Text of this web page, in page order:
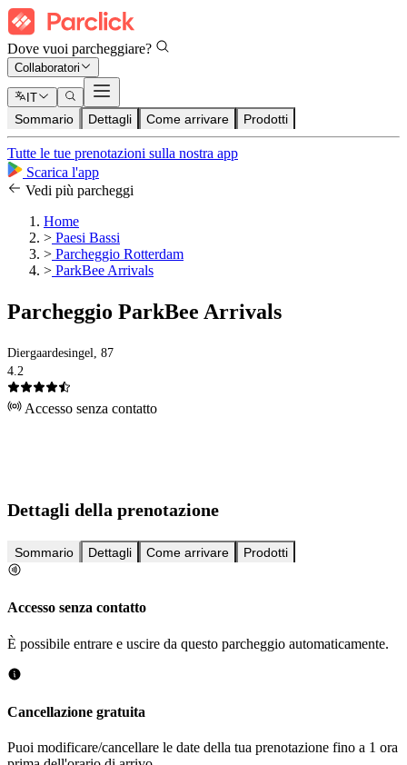
Dove vuoi parcheggiare?
Collaboratori
IT
Sommario Dettagli Come arrivare Prodotti
Tutte le tue prenotazioni sulla nostra app
Scarica l'app
Vedi più parcheggi
Home
> Paesi Bassi
> Parcheggio Rotterdam
> ParkBee Arrivals
Parcheggio ParkBee Arrivals
Diergaardesingel, 87
4.2
Accesso senza contatto
Dettagli della prenotazione
Sommario Dettagli Come arrivare Prodotti
Accesso senza contatto
È possibile entrare e uscire da questo parcheggio automaticamente.
Cancellazione gratuita
Puoi modificare/cancellare le date della tua prenotazione fino a 1 ora